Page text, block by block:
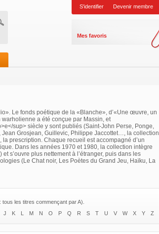
S'identifier Devenir membre
Mes favoris
Le fonds poétique de la «Blanche», d’«Une œuvre, un
a été conçue par Massin, et
sup> siècle y sont publiés (Saint-John Perse, Ponge,
Grosjean, Guillevic, Philippe Jaccottet…, la collection
prescription. Chaque recueil est accompagné d’un
Dans les années 1970 et 1980, la collection intègre
s’ouvre plus nettement à l’étranger, puis dans les
(Le Chat noir, Les Poètes du Grand Jeu, Haïku, La
les titres commençant par A).
J K L M N O P Q R S T U V W X Y Z